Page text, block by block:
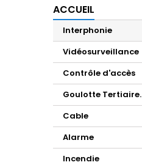
ACCUEIL
Interphonie
Vidéosurveillance
Contrôle d'accès
Goulotte Tertiaire.
Cable
Alarme
Incendie